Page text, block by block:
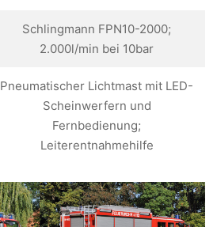
Schlingmann FPN10-2000;
2.000l/min bei 10bar
Pneumatischer Lichtmast mit LED-
Scheinwerfern und
Fernbedienung;
Leiterentnahmehilfe